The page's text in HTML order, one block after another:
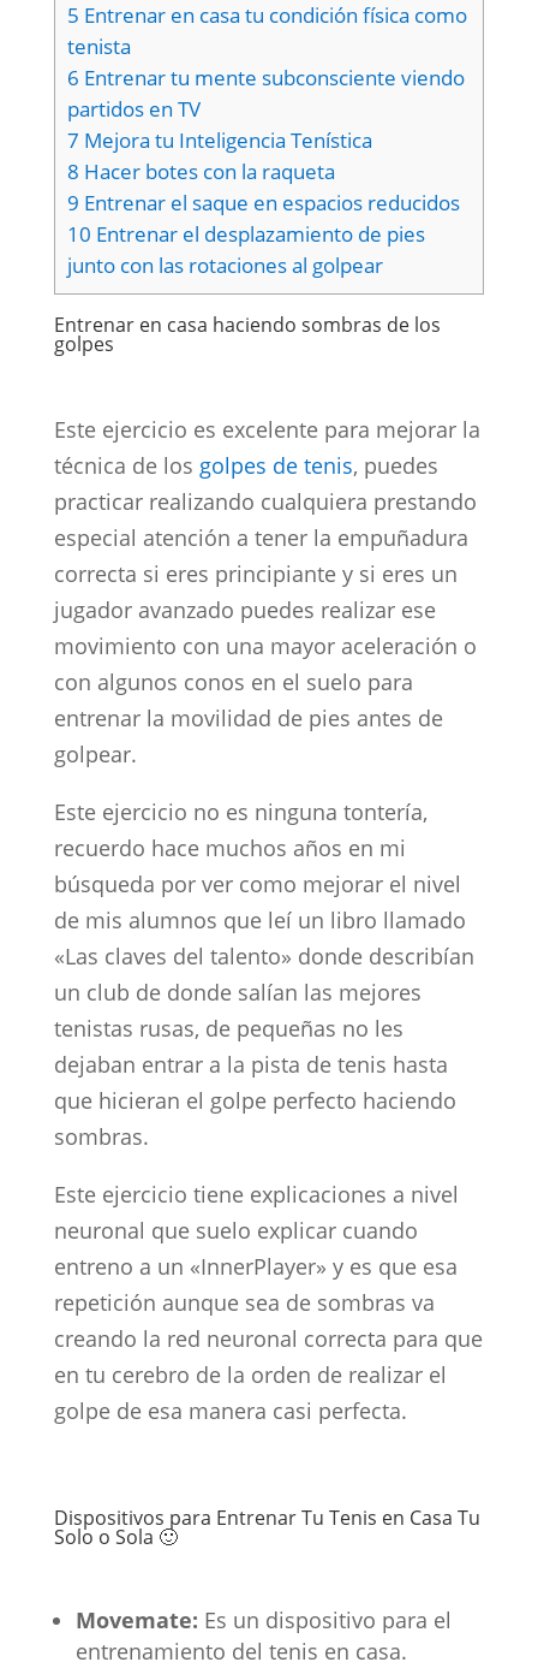
5 Entrenar en casa tu condición física como
tenista
6 Entrenar tu mente subconsciente viendo
partidos en TV
7 Mejora tu Inteligencia Tenística
8 Hacer botes con la raqueta
9 Entrenar el saque en espacios reducidos
10 Entrenar el desplazamiento de pies
junto con las rotaciones al golpear
Entrenar en casa haciendo sombras de los
golpes
Este ejercicio es excelente para mejorar la
técnica de los golpes de tenis, puedes
practicar realizando cualquiera prestando
especial atención a tener la empuñadura
correcta si eres principiante y si eres un
jugador avanzado puedes realizar ese
movimiento con una mayor aceleración o
con algunos conos en el suelo para
entrenar la movilidad de pies antes de
golpear.
Este ejercicio no es ninguna tontería,
recuerdo hace muchos años en mi
búsqueda por ver como mejorar el nivel
de mis alumnos que leí un libro llamado
«Las claves del talento» donde describían
un club de donde salían las mejores
tenistas rusas, de pequeñas no les
dejaban entrar a la pista de tenis hasta
que hicieran el golpe perfecto haciendo
sombras.
Este ejercicio tiene explicaciones a nivel
neuronal que suelo explicar cuando
entreno a un «InnerPlayer» y es que esa
repetición aunque sea de sombras va
creando la red neuronal correcta para que
en tu cerebro de la orden de realizar el
golpe de esa manera casi perfecta.
Dispositivos para Entrenar Tu Tenis en Casa Tu
Solo o Sola 🙂
Movemate: Es un dispositivo para el
entrenamiento del tenis en casa.